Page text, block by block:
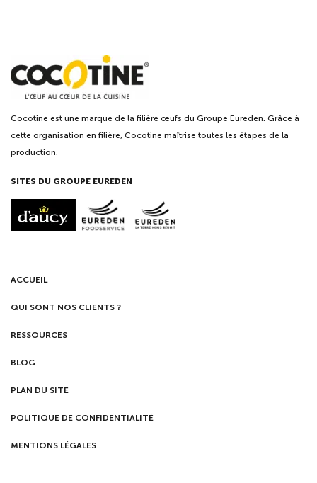
Cocotine est une marque de la filière œufs du Groupe Eureden. Grâce à
cette organisation en filière, Cocotine maîtrise toutes les étapes de la
production.
SITES DU GROUPE EUREDEN
ACCUEIL
QUI SONT NOS CLIENTS ?
RESSOURCES
BLOG
PLAN DU SITE
POLITIQUE DE CONFIDENTIALITÉ
MENTIONS LÉGALES